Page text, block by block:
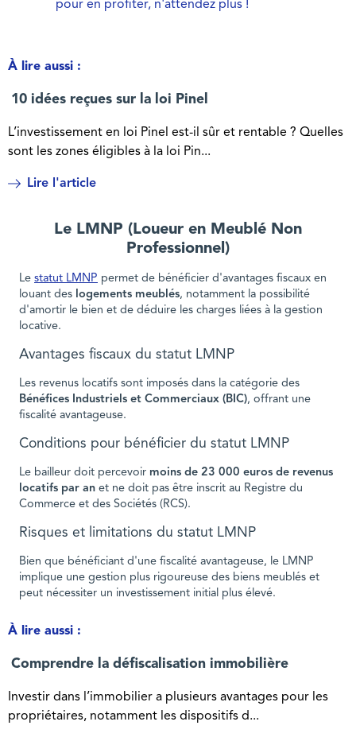
pour en profiter, n'attendez plus !
À lire aussi :
10 idées reçues sur la loi Pinel
L’investissement en loi Pinel est-il sûr et rentable ? Quelles
sont les zones éligibles à la loi Pin...
Lire l'article
Le LMNP (Loueur en Meublé Non
Professionnel)
Le statut LMNP permet de bénéficier d'avantages fiscaux en
louant des logements meublés, notamment la possibilité
d'amortir le bien et de déduire les charges liées à la gestion
locative.
Avantages fiscaux du statut LMNP
Les revenus locatifs sont imposés dans la catégorie des
Bénéfices Industriels et Commerciaux (BIC), offrant une
fiscalité avantageuse.
Conditions pour bénéficier du statut LMNP
Le bailleur doit percevoir moins de 23 000 euros de revenus
locatifs par an et ne doit pas être inscrit au Registre du
Commerce et des Sociétés (RCS).
Risques et limitations du statut LMNP
Bien que bénéficiant d'une fiscalité avantageuse, le LMNP
implique une gestion plus rigoureuse des biens meublés et
peut nécessiter un investissement initial plus élevé.
À lire aussi :
Comprendre la défiscalisation immobilière
Investir dans l’immobilier a plusieurs avantages pour les
propriétaires, notamment les dispositifs d...